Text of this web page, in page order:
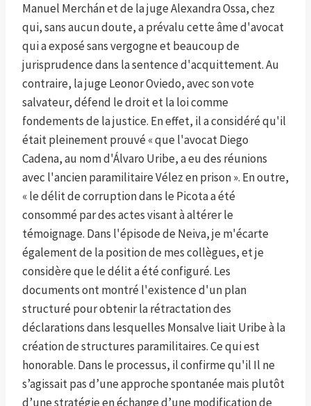
Manuel Merchán et de la juge Alexandra Ossa, chez
qui, sans aucun doute, a prévalu cette âme d'avocat
qui a exposé sans vergogne et beaucoup de
jurisprudence dans la sentence d'acquittement. Au
contraire, la juge Leonor Oviedo, avec son vote
salvateur, défend le droit et la loi comme
fondements de la justice. En effet, il a considéré qu'il
était pleinement prouvé « que l'avocat Diego
Cadena, au nom d'Álvaro Uribe, a eu des réunions
avec l'ancien paramilitaire Vélez en prison ». En outre,
« le délit de corruption dans le Picota a été
consommé par des actes visant à altérer le
témoignage. Dans l'épisode de Neiva, je m'écarte
également de la position de mes collègues, et je
considère que le délit a été configuré. Les
documents ont montré l'existence d'un plan
structuré pour obtenir la rétractation des
déclarations dans lesquelles Monsalve liait Uribe à la
création de structures paramilitaires. Ce qui est
honorable. Dans le processus, il confirme qu'il Il ne
s’agissait pas d’une approche spontanée mais plutôt
d’une stratégie en échange d’une modification de